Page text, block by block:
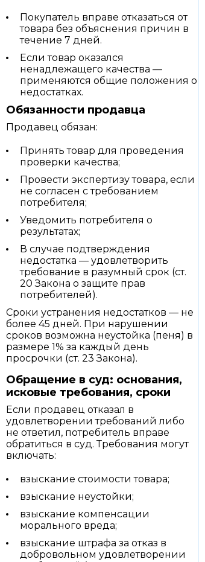
Покупатель вправе отказаться от
товара без объяснения причин в
течение 7 дней.
Если товар оказался
ненадлежащего качества —
применяются общие положения о
недостатках.
Обязанности продавца
Продавец обязан:
Принять товар для проведения
проверки качества;
Провести экспертизу товара, если
не согласен с требованием
потребителя;
Уведомить потребителя о
результатах;
В случае подтверждения
недостатка — удовлетворить
требование в разумный срок (ст.
20 Закона о защите прав
потребителей).
Сроки устранения недостатков — не
более 45 дней. При нарушении
сроков возможна неустойка (пеня) в
размере 1% за каждый день
просрочки (ст. 23 Закона).
Обращение в суд: основания,
исковые требования, сроки
Если продавец отказал в
удовлетворении требований либо
не ответил, потребитель вправе
обратиться в суд. Требования могут
включать:
взыскание стоимости товара;
взыскание неустойки;
взыскание компенсации
морального вреда;
взыскание штрафа за отказ в
добровольном удовлетворении